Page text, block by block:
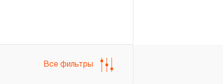
Все фильтры